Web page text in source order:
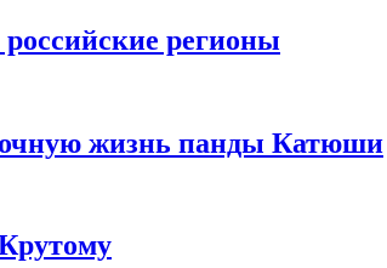
регионы
жизнь панды Катюши